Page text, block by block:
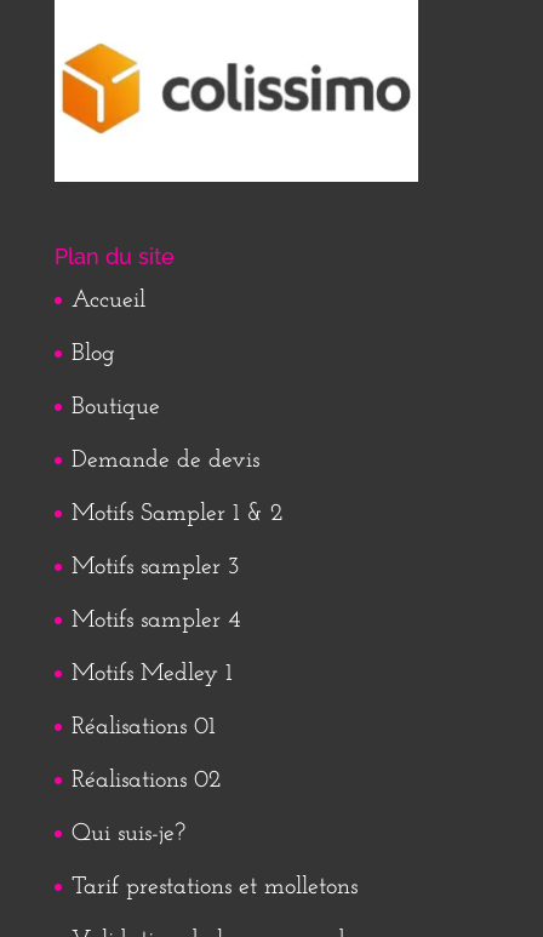
Plan du site
Accueil
Blog
Boutique
Demande de devis
Motifs Sampler 1 & 2
Motifs sampler 3
Motifs sampler 4
Motifs Medley 1
Réalisations 01
Réalisations 02
Qui suis-je?
Tarif prestations et molletons